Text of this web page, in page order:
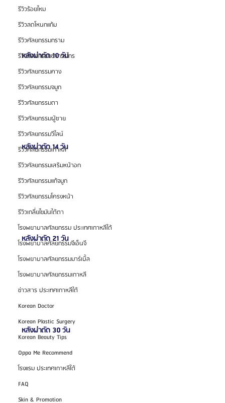
รีวิวร้อยไหม
รีวิวลดโหนกแก้ม
รีวิวศัลยกรรมกราม
รีวิวศัลยกรรมขากรรไกร
รีวิวศัลยกรรมคาง
รีวิวศัลยกรรมจมูก
รีวิวศัลยกรรมตา
รีวิวศัลยกรรมผู้ชาย
รีวิวศัลยกรรมวีไลน์
รีวิวศัลยกรรมเกาหลี
รีวิวศัลยกรรมเสริมหน้าอก
รีวิวศัลยกรรมแก้จมูก
รีวิวศัลยกรรมโครงหน้า
รีวิวเกลี่ยไขมันใต้ตา
โรงพยาบาลศัลยกรรม ประเทศเกาหลีใต้
โรงพยาบาลศัลยกรรมจีเอ็นจี
โรงพยาบาลศัลยกรรมมาร์เบิ้ล
โรงพยาบาลศัลยกรรมเกาหลี
ข่าวสาร ประเทศเกาหลีใต้
Korean Doctor
Korean Plastic Surgery
Korean Beauty Tips
Oppa Me Recommend
โรงแรม ประเทศเกาหลีใต้
FAQ
Skin & Promotion
หลังผ่าตัด 10 วัน
หลังผ่าตัด 14 วัน
หลังผ่าตัด 21 วัน
หลังผ่าตัด 30 วัน